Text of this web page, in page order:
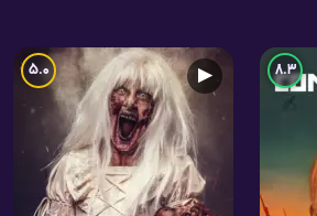
8.3
▶
5.0